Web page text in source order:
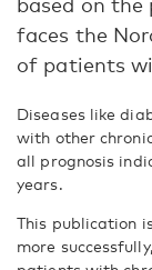
faces the
of patients
Diseases like
with other
all prognosis
years.
This publication
more